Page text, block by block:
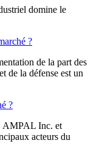
domine le
?
de la part des
de la défense est un
?
AMPAL Inc. et
acteurs du